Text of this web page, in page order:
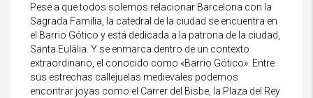
Pese a que todos solemos relacionar Barcelona con la
Sagrada Familia, la catedral de la ciudad se encuentra en
el Barrio Gótico y está dedicada a la patrona de la ciudad,
Santa Eulàlia. Y se enmarca dentro de un contexto
extraordinario, el conocido como «Barrio Gótico». Entre
sus estrechas callejuelas medievales podemos
encontrar joyas como el Carrer del Bisbe, la Plaza del Rey